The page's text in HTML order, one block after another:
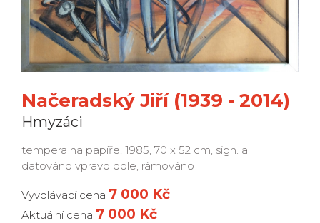
Načeradský Jiří (1939 - 2014)
Hmyzáci
tempera na papíře, 1985, 70 x 52 cm, sign. a
datováno vpravo dole, rámováno
Vyvolávací cena 7 000 Kč
Aktuální cena 7 000 Kč